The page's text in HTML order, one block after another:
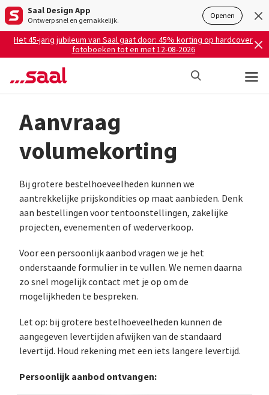
Saal Design App
Ontwerp snel en gemakkelijk. Openen
Het 45-jarig jubileum van Saal gaat door: 45% korting op hardcover
fotoboeken tot en met 12-08-2026
Aanvraag
volumekorting
Bij grotere bestelhoeveelheden kunnen we
aantrekkelijke prijskondities op maat aanbieden. Denk
aan bestellingen voor tentoonstellingen, zakelijke
projecten, evenementen of wederverkoop.
Voor een persoonlijk aanbod vragen we je het
onderstaande formulier in te vullen. We nemen daarna
zo snel mogelijk contact met je op om de
mogelijkheden te bespreken.
Let op: bij grotere bestelhoeveelheden kunnen de
aangegeven levertijden afwijken van de standaard
levertijd. Houd rekening met een iets langere levertijd.
Persoonlijk aanbod ontvangen: